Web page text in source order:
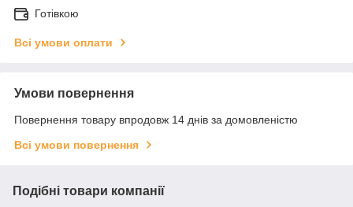
Готівкою
Всі умови оплати
Умови повернення
Повернення товару впродовж 14 днів за домовленістю
Всі умови повернення
Подібні товари компанії